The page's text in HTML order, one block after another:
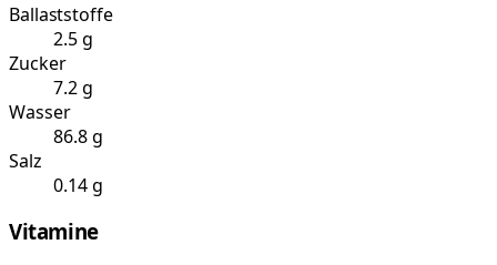
Ballaststoffe
2.5 g
Zucker
7.2 g
Wasser
86.8 g
Salz
0.14 g
Vitamine